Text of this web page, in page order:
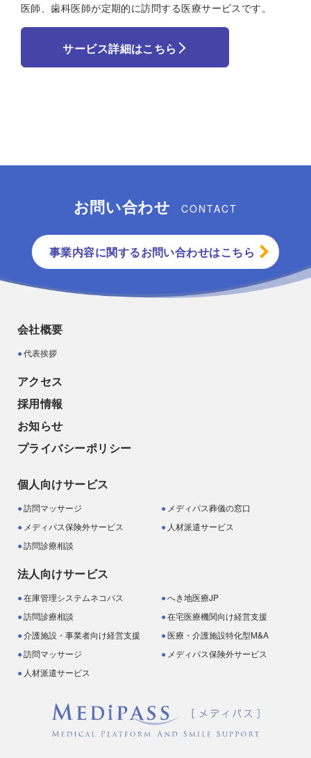
医師、歯科医師が定期的に訪問する医療サービスです。
サービス詳細はこちら
お問い合わせ CONTACT
事業内容に関するお問い合わせはこちら
会社概要
代表挨拶
アクセス
採用情報
お知らせ
プライバシーポリシー
個人向けサービス
訪問マッサージ
メディパス葬儀の窓口
メディパス保険外サービス
人材派遣サービス
訪問診療相談
法人向けサービス
在庫管理システムネコパス
へき地医療JP
訪問診療相談
在宅医療機関向け経営支援
介護施設・事業者向け経営支援
医療・介護施設特化型M&A
訪問マッサージ
メディパス保険外サービス
人材派遣サービス